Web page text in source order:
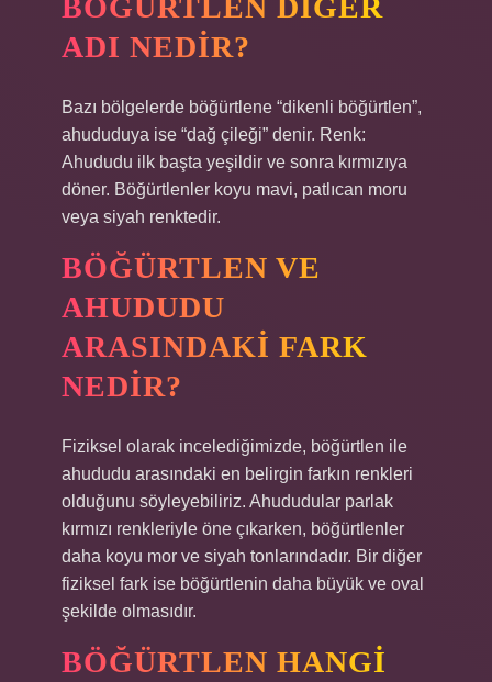
BÖĞÜRTLEN DIĞER
ADI NEDIR?
Bazı bölgelerde böğürtlene “dikenli böğürtlen”,
ahududuya ise “dağ çileği” denir. Renk:
Ahududu ilk başta yeşildir ve sonra kırmızıya
döner. Böğürtlenler koyu mavi, patlıcan moru
veya siyah renktedir.
BÖĞÜRTLEN VE
AHUDUDU
ARASINDAKI FARK
NEDIR?
Fiziksel olarak incelediğimizde, böğürtlen ile
ahududu arasındaki en belirgin farkın renkleri
olduğunu söyleyebiliriz. Ahududular parlak
kırmızı renkleriyle öne çıkarken, böğürtlenler
daha koyu mor ve siyah tonlarındadır. Bir diğer
fiziksel fark ise böğürtlenin daha büyük ve oval
şekilde olmasıdır.
BÖĞÜRTLEN HANGI